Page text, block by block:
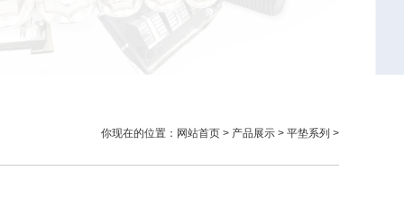
你现在的位置： 网站首页 > 产品展示 > 平垫系列 >